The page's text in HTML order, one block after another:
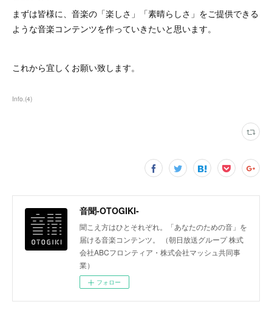
まずは皆様に、音楽の「楽しさ」「素晴らしさ」をご提供できる
ような音楽コンテンツを作っていきたいと思います。
これから宜しくお願い致します。
Info.(4)
音聞-OTOGIKI-
聞こえ方はひとそれぞれ。「あなたのための音」を
届ける音楽コンテンツ。 （朝日放送グループ 株式
会社ABCフロンティア・株式会社マッシュ共同事
業）
フォロー